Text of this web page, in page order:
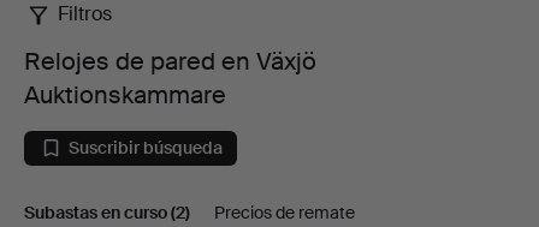
Relojes
de
pared
en
Filtros
Relojes de pared en Växjö
Auktionskammare
Suscribir búsqueda
Subastas en curso(2) Precios de remate